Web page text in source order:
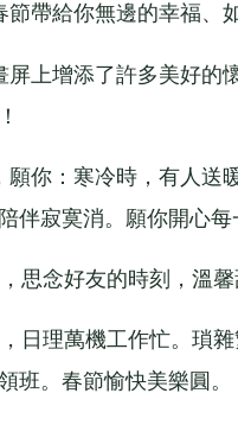
給你無邊的幸福、如
增添了許多美好的
：寒冷時，有人送
伴寂寞消。願你開心每
念好友的時刻，溫馨
理萬機工作忙。瑣雜
班。春節愉快美樂圓。